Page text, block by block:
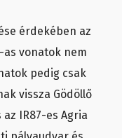
érdekében az
as vonatok nem
pedig csak
vissza Gödöllő
IR87-es Agria